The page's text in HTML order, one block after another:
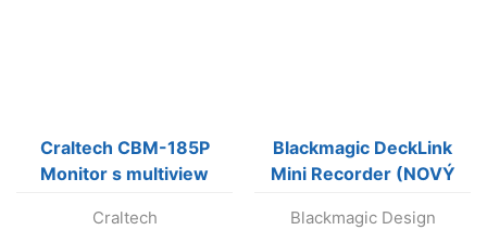
Craltech CBM-185P
Monitor s multiview
Craltech
Blackmagic DeckLink
Mini Recorder (NOVÝ
Blackmagic Design